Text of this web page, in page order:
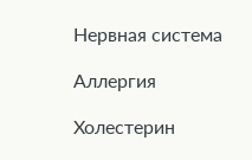
Нервная система
Аллергия
Холестерин